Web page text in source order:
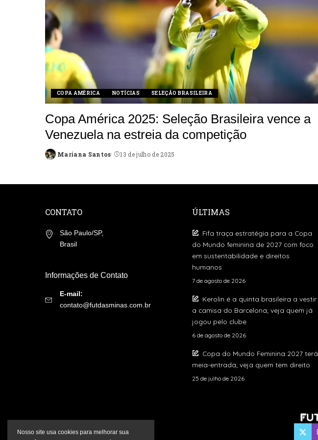
COPA AMÉRICA NOTÍCIAS SELEÇÃO BRASILEIRA
Copa América 2025: Seleção Brasileira vence a
Venezuela na estreia da competição
Posted
Mariana Santos 13 de julho de 2025
CONTATO
São Paulo/SP,
Brasil
Informações de Contato
E-mail:
contato@futdasminas.com.br
ÚLTIMAS
Fifa traça estratégia para a Copa
do Mundo feminina de 2027 com foco
em sustentabilidade e direitos
humanos
7 de agosto de 2026
Kerolin é a quinta brasileira a vestir
a camisa do Barcelona; veja quem já
jogou pelo clube
6 de agosto de 2026
Copa do Mundo Feminina 2027 terá
meia-entrada; veja quem tem direito
25 de julho de 2026
Nosso site usa cookies para melhorar sua